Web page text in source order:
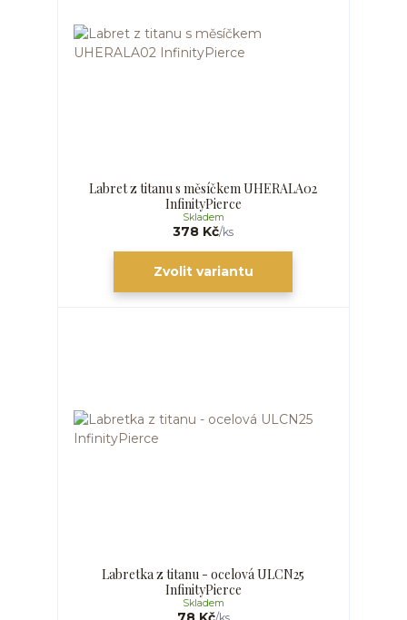
Labret z titanu s měsíčkem UHERALA02
InfinityPierce
378 Kč/ks
Skladem
Zvolit variantu
Labretka z titanu - ocelová ULCN25
InfinityPierce
Skladem